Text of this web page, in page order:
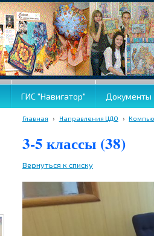
ГИС "Навигатор" Документы
Главная › Направления ЦДО ›
3-5 классы (38)
Вернуться к списку